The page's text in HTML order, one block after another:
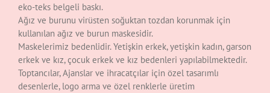
eko-teks belgeli baskı.
Ağız ve burunu virüsten soğuktan tozdan korunmak için
kullanılan ağız ve burun maskesidir.
Maskelerimiz bedenlidir. Yetişkin erkek, yetişkin kadın, garson
erkek ve kız, çocuk erkek ve kız bedenleri yapılabilmektedir.
Toptancılar, Ajanslar ve ihracatçılar için özel tasarımlı
desenlerle, logo arma ve özel renklerle üretim